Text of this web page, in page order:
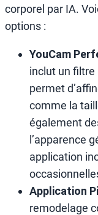
corporel par IA.
options :
YouCam
inclut un filtre
permet
comme la
également
l’apparence
application
Application
remodelage